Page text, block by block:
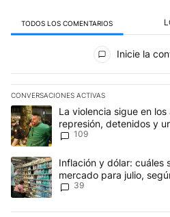
TODOS LOS COMENTARIOS
Inicie la
CONVERSACIONES ACTIVAS
Este listado muestra los artículos
Un artículo de tendencia con el
La violencia sigue en
represión, detenidos y
109
Un artículo de tendencia con el
Inflación y dólar: cuáles
mercado para julio,
39